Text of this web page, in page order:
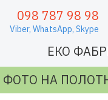
098 787 98 98
Viber, WhatsApp, Skype
ЕКО
ФОТО НА